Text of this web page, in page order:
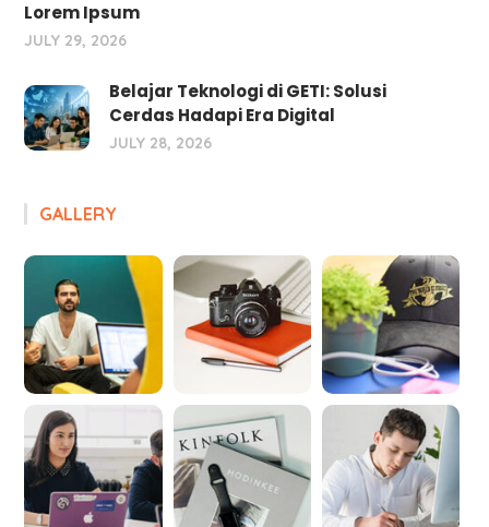
Lorem Ipsum
JULY 29, 2026
Belajar Teknologi di GETI: Solusi
Cerdas Hadapi Era Digital
JULY 28, 2026
GALLERY